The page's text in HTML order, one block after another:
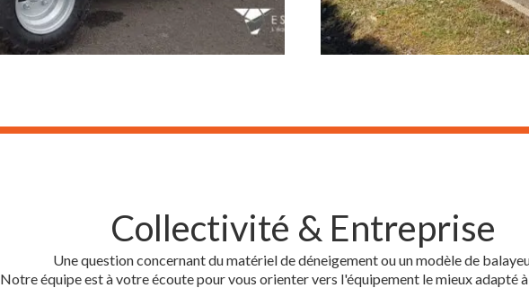
Collectivité & Entreprise
Une question concernant du matériel de déneigement ou un modèle de
Notre équipe est à votre écoute pour vous orienter vers l'équipement le mieux adapté à